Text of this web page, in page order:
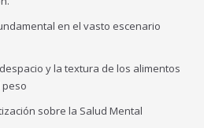
en el vasto escenario
y la textura de los alimentos
sobre la Salud Mental